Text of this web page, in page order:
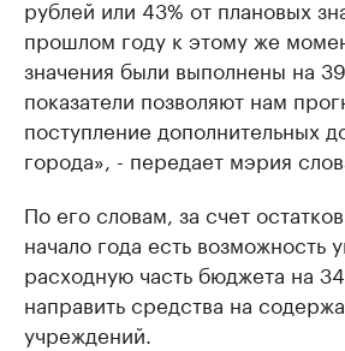
рублей или 43% от плановых
прошлом году к этому же
значения были выполнены на
показатели позволяют нам
поступление дополнительных
города», - передает мэрия
По его словам, за счет
начало года есть возможность
расходную часть бюджета на
направить средства на
учреждений.